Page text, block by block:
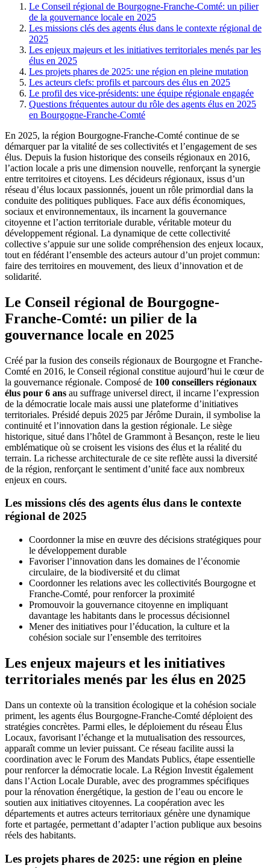
Le Conseil régional de Bourgogne-Franche-Comté: un pilier
de la gouvernance locale en 2025
Les missions clés des agents élus dans le contexte régional de
2025
Les enjeux majeurs et les initiatives territoriales menés par les
élus en 2025
Les projets phares de 2025: une région en pleine mutation
Les acteurs clefs: profils et parcours des élus en 2025
Le profil des vice-présidents: une équipe régionale engagée
Questions fréquentes autour du rôle des agents élus en 2025
en Bourgogne-Franche-Comté
En 2025, la région Bourgogne-Franche-Comté continue de se
démarquer par la vitalité de ses collectivités et l’engagement de ses
élus. Depuis la fusion historique des conseils régionaux en 2016,
l’action locale a pris une dimension nouvelle, renforçant la synergie
entre territoires et citoyens. Les décideurs régionaux, issus d’un
réseau d’élus locaux passionnés, jouent un rôle primordial dans la
conduite des politiques publiques. Face aux défis économiques,
sociaux et environnementaux, ils incarnent la gouvernance
citoyenne et l’action territoriale durable, véritable moteur du
développement régional. La dynamique de cette collectivité
collective s’appuie sur une solide compréhension des enjeux locaux,
tout en fédérant l’ensemble des acteurs autour d’un projet commun:
faire des territoires en mouvement, des lieux d’innovation et de
solidarité.
Le Conseil régional de Bourgogne-
Franche-Comté: un pilier de la
gouvernance locale en 2025
Créé par la fusion des conseils régionaux de Bourgogne et Franche-
Comté en 2016, le Conseil régional constitue aujourd’hui le cœur de
la gouvernance régionale. Composé de 100 conseillers régionaux
élus pour 6 ans au suffrage universel direct, il incarne l’expression
de la démocratie locale mais aussi une plateforme d’initiatives
territoriales. Présidé depuis 2025 par Jérôme Durain, il symbolise la
continuité et l’innovation dans la gestion régionale. Le siège
historique, situé dans l’hôtel de Grammont à Besançon, reste le lieu
emblématique où se croisent les visions des élus et la réalité du
terrain. La richesse architecturale de ce site reflète aussi la diversité
de la région, renforçant le sentiment d’unité face aux nombreux
enjeux en cours.
Les missions clés des agents élus dans le contexte
régional de 2025
Coordonner la mise en œuvre des décisions stratégiques pour
le développement durable
Favoriser l’innovation dans les domaines de l’économie
circulaire, de la biodiversité et du climat
Coordonner les relations avec les collectivités Bourgogne et
Franche-Comté, pour renforcer la proximité
Promouvoir la gouvernance citoyenne en impliquant
davantage les habitants dans le processus décisionnel
Mener des initiatives pour l’éducation, la culture et la
cohésion sociale sur l’ensemble des territoires
Les enjeux majeurs et les initiatives
territoriales menés par les élus en 2025
Dans un contexte où la transition écologique et la cohésion sociale
priment, les agents élus Bourgogne-Franche-Comté déploient des
stratégies concrètes. Parmi elles, le déploiement du réseau Élus
Locaux, favorisant l’échange et la mutualisation des ressources,
apparaît comme un levier puissant. Ce réseau facilite aussi la
coordination avec le Forum des Mandats Publics, étape essentielle
pour renforcer la démocratie locale. La Région Investit également
dans l’Action Locale Durable, avec des programmes spécifiques
pour la rénovation énergétique, la gestion de l’eau ou encore le
soutien aux initiatives citoyennes. La coopération avec les
départements et autres acteurs territoriaux génère une dynamique
forte et partagée, permettant d’adapter l’action publique aux besoins
réels des habitants.
Les projets phares de 2025: une région en pleine